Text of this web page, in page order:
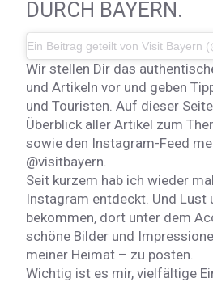
DURCH BAYERN.​​
Ein Beitrag geteilt von Visit Bayern
Wir stellen Dir das
und Artikeln vor und geben
und Touristen. Auf dieser
Überblick aller Artikel zum
sowie den Instagram-Feed
@visitbayern.
Seit kurzem hab ich wieder
Instagram entdeckt. Und Lust
bekommen, dort unter dem
schöne Bilder und
meiner Heimat – zu posten.
Wichtig ist es mir, vielfältige